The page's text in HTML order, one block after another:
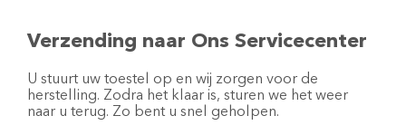
Verzending naar Ons Servicecenter
U stuurt uw toestel op en wij zorgen voor de
herstelling. Zodra het klaar is, sturen we het weer
naar u terug. Zo bent u snel geholpen.